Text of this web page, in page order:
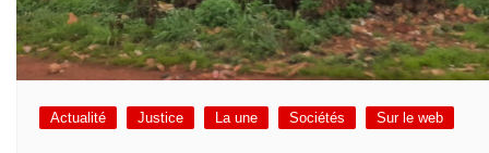
Actualité Justice La une Sociétés Sur le web